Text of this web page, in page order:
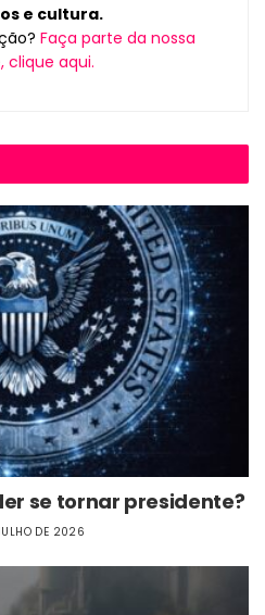
e cultura.
Faça parte da nossa
clique aqui.
se tornar presidente?
DE 2026